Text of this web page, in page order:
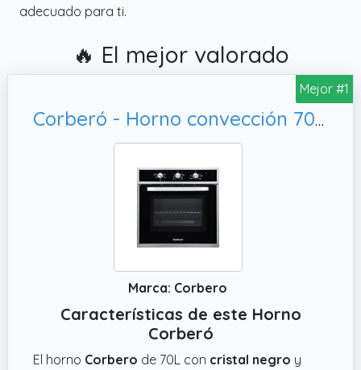
adecuado para ti.
🔥 El mejor valorado
Mejor #1
Corberó - Horno convección 70L | CCHM603X | 60x60x58 cm |Convencional con 4 Programas | Luz Interior | Limpieza Hidrólisis | Puerta Doble Cristal | 2100W | Negro perfil Inox
Marca: Corbero
Características de este Horno
Corberó
El horno Corbero de 70L con cristal negro y